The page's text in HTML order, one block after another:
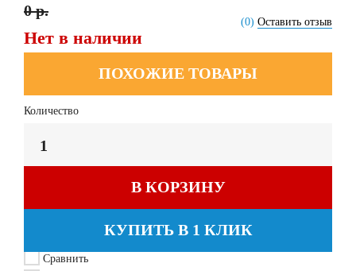
(0) Оставить отзыв
0 р.
Нет в наличии
ПОХОЖИЕ ТОВАРЫ
Количество
В КОРЗИНУ
КУПИТЬ В 1 КЛИК
Сравнить